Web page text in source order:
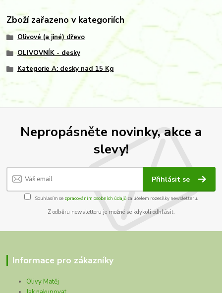
Zboží zařazeno v kategoriích
Olivové (a jiné) dřevo
OLIVOVNÍK - desky
Kategorie A: desky nad 15 Kg
Nepropásněte novinky, akce a
slevy!
Přihlásit se
Souhlasím se zpracováním osobních údajůza účelem rozesílky newsletteru.
Z odběru newsletteru je možné se kdykoli odhlásit.
Informace pro zákazníky
Olivy Matěj